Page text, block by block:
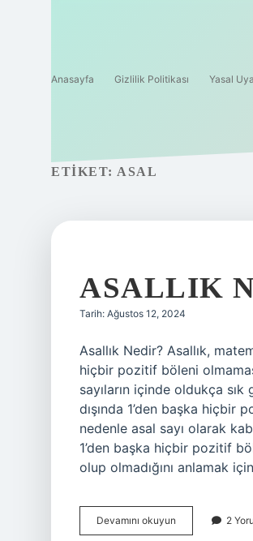
Anasayfa Gizlilik Politikası Yasal
ETIKET: ASAL
ASALLIK
Tarih: Ağustos 12, 2024
Asallık Nedir? Asallık,
hiçbir pozitif böleni
sayıların içinde oldukça
dışında 1’den başka hiçbir
nedenle asal sayı olarak
1’den başka hiçbir pozitif
olup olmadığını anlamak
Devamını okuyun
ne
2